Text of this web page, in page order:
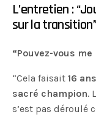
L’entretien :
sur la
“Pouvez-vous
“Cela faisait16
sacré champion.
s’est pas déroulé